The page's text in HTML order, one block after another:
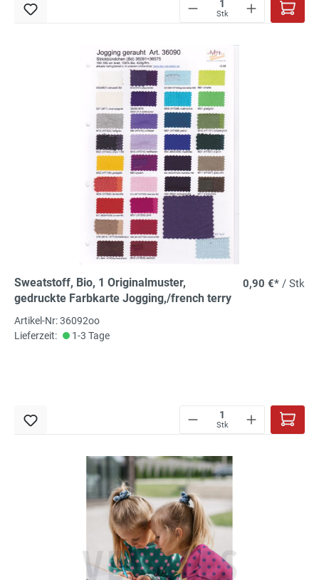
Stk
Sweatstoff, Bio, 1 Originalmuster,
gedruckte Farbkarte Jogging,/french terry
0,90 €* / Stk
Artikel-Nr: 36092oo
Lieferzeit:
1-3 Tage
Stk